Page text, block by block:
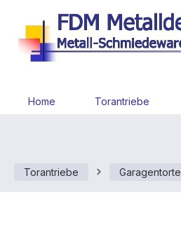
Hauptinhalt springen
Zur Suche springen
Zur Hauptnavigation springen
Home Torantriebe
Torantriebe